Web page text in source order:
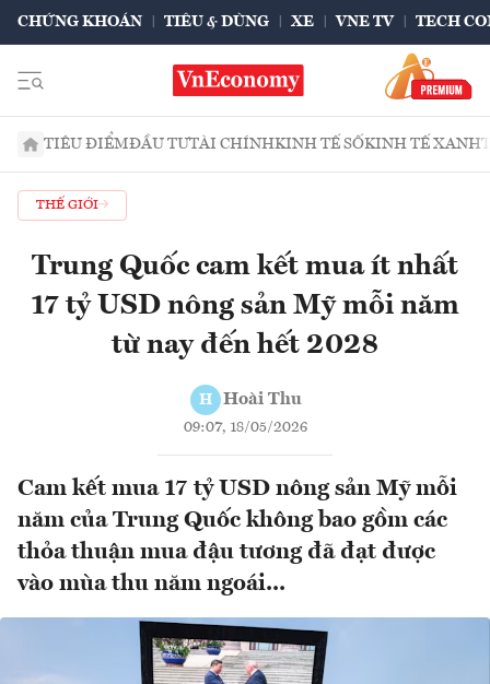
CHỨNG KHOÁN TIÊU & DÙNG XE VNE TV TECH
TIÊU ĐIỂMĐẦU TƯTÀI CHÍNHKINH TẾ SỐKINH TẾ XANH
THẾ GIỚI
Trung Quốc cam kết mua ít nhất
17 tỷ USD nông sản Mỹ mỗi năm
từ nay đến hết 2028
H Hoài Thu
09:07, 18/05/2026
Cam kết mua 17 tỷ USD nông sản Mỹ mỗi
năm của Trung Quốc không bao gồm các
thỏa thuận mua đậu tương đã đạt được
vào mùa thu năm ngoái...